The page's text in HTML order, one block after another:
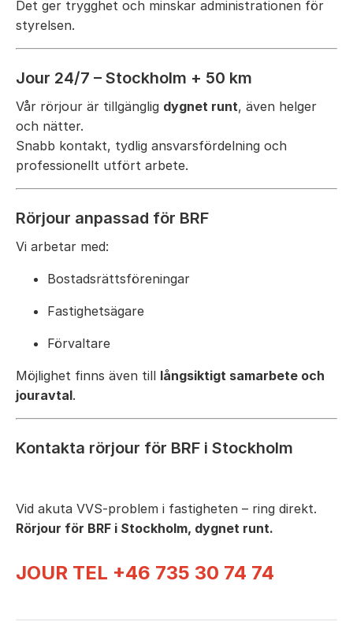
Det ger trygghet och minskar administrationen för
styrelsen.
Jour 24/7 – Stockholm + 50 km
Vår rörjour är tillgänglig dygnet runt, även helger
och nätter.
Snabb kontakt, tydlig ansvarsfördelning och
professionellt utfört arbete.
Rörjour anpassad för BRF
Vi arbetar med:
Bostadsrättsföreningar
Fastighetsägare
Förvaltare
Möjlighet finns även till långsiktigt samarbete och
jouravtal.
Kontakta rörjour för BRF i Stockholm
Vid akuta VVS-problem i fastigheten – ring direkt.
Rörjour för BRF i Stockholm, dygnet runt.
JOUR TEL +46 735 30 74 74